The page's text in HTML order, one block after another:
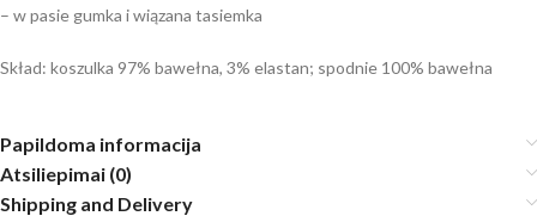
– w pasie gumka i wiązana tasiemka
Skład: koszulka 97% bawełna, 3% elastan; spodnie 100% bawełna
Papildoma informacija
Atsiliepimai (0)
Shipping and Delivery